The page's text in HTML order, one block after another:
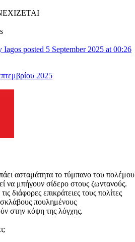
Iagos posted 5 September 2025 at 00:26
2025
ασταμάτητα το τύμπανο του πολέμου
να μπήγουν σίδερο στους ζωντανούς.
διάφορες επικράτειες τους πολίτες
πουλημένους
στην κόψη της λόγχης.